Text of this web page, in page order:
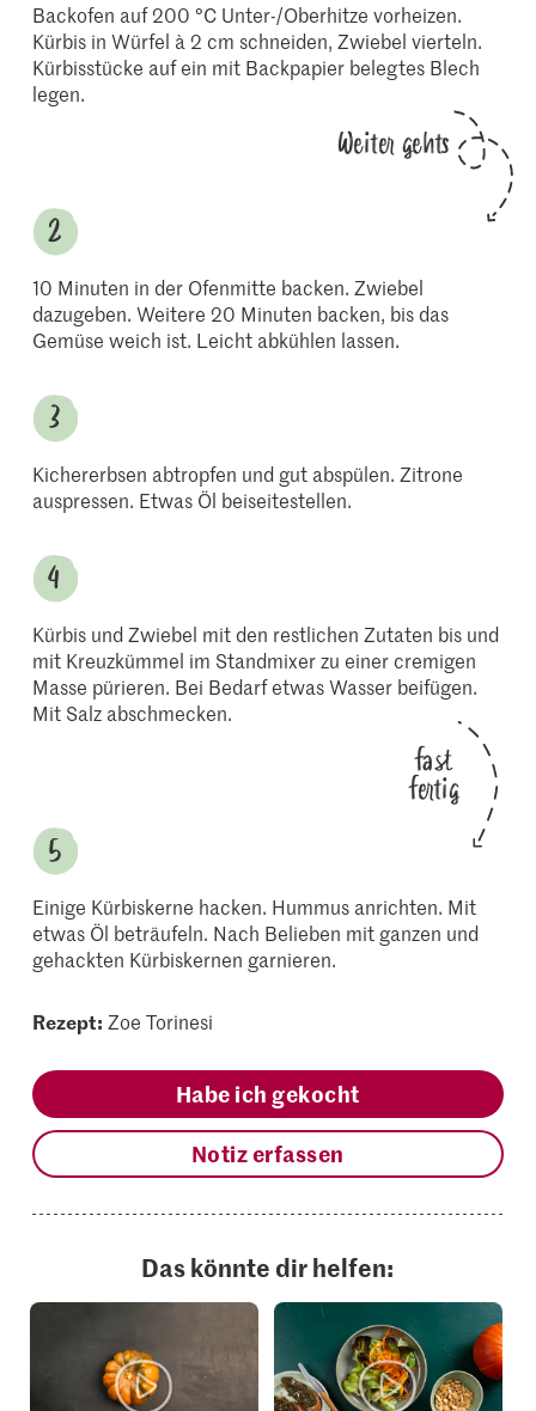
Backofen auf 200 °C Unter-/Oberhitze vorheizen.
Kürbis in Würfel à 2 cm schneiden, Zwiebel vierteln.
Kürbisstücke auf ein mit Backpapier belegtes Blech
legen.
Weiter gehts
10 Minuten in der Ofenmitte backen. Zwiebel
dazugeben. Weitere 20 Minuten backen, bis das
Gemüse weich ist. Leicht abkühlen lassen.
Kichererbsen abtropfen und gut abspülen. Zitrone
auspressen. Etwas Öl beiseitestellen.
Kürbis und Zwiebel mit den restlichen Zutaten bis und
mit Kreuzkümmel im Standmixer zu einer cremigen
Masse pürieren. Bei Bedarf etwas Wasser beifügen.
Mit Salz abschmecken.
fast
fertig
Einige Kürbiskerne hacken. Hummus anrichten. Mit
etwas Öl beträufeln. Nach Belieben mit ganzen und
gehackten Kürbiskernen garnieren.
Rezept: Zoe Torinesi
Habe ich gekocht
Notiz erfassen
Das könnte dir helfen: